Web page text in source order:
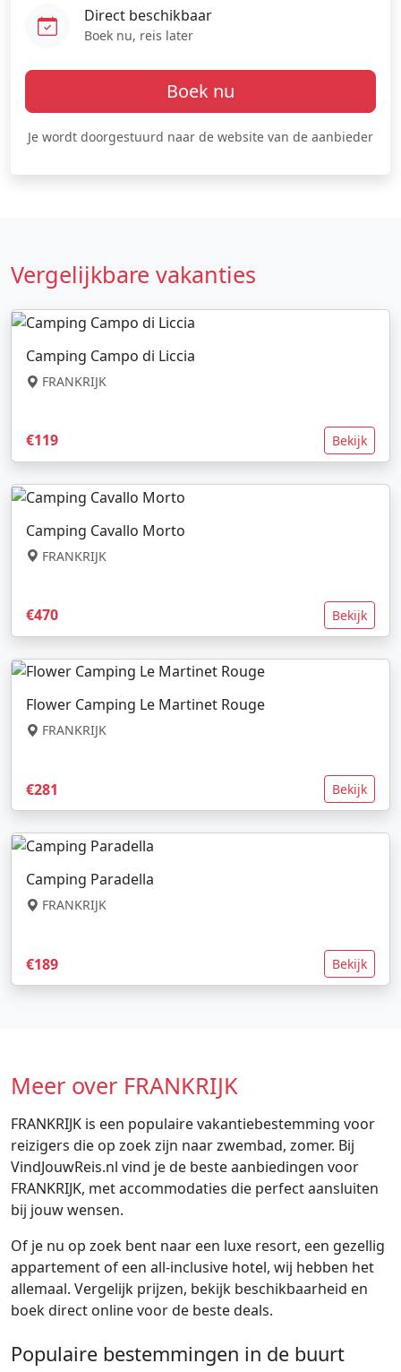
Direct beschikbaar
Boek nu, reis later
Boek nu
Je wordt doorgestuurd naar de website van de aanbieder
Vergelijkbare vakanties
Camping Campo di Liccia
FRANKRIJK
€119 Bekijk
Camping Cavallo Morto
FRANKRIJK
€470 Bekijk
Flower Camping Le Martinet Rouge
FRANKRIJK
€281 Bekijk
Camping Paradella
FRANKRIJK
€189 Bekijk
Meer over FRANKRIJK
FRANKRIJK is een populaire vakantiebestemming voor
reizigers die op zoek zijn naar zwembad, zomer. Bij
VindJouwReis.nl vind je de beste aanbiedingen voor
FRANKRIJK, met accommodaties die perfect aansluiten
bij jouw wensen.
Of je nu op zoek bent naar een luxe resort, een gezellig
appartement of een all-inclusive hotel, wij hebben het
allemaal. Vergelijk prijzen, bekijk beschikbaarheid en
boek direct online voor de beste deals.
Populaire bestemmingen in de buurt